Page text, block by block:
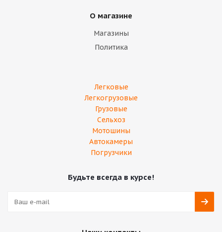
О магазине
Магазины
Политика
Легковые
Легкогрузовые
Грузовые
Сельхоз
Мотошины
Автокамеры
Погрузчики
Будьте всегда в курсе!